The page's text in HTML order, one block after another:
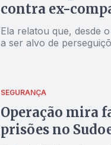
contra ex-
Ela relatou que, desde
a ser alvo de
SEGURANÇA
Operação mira
prisões no